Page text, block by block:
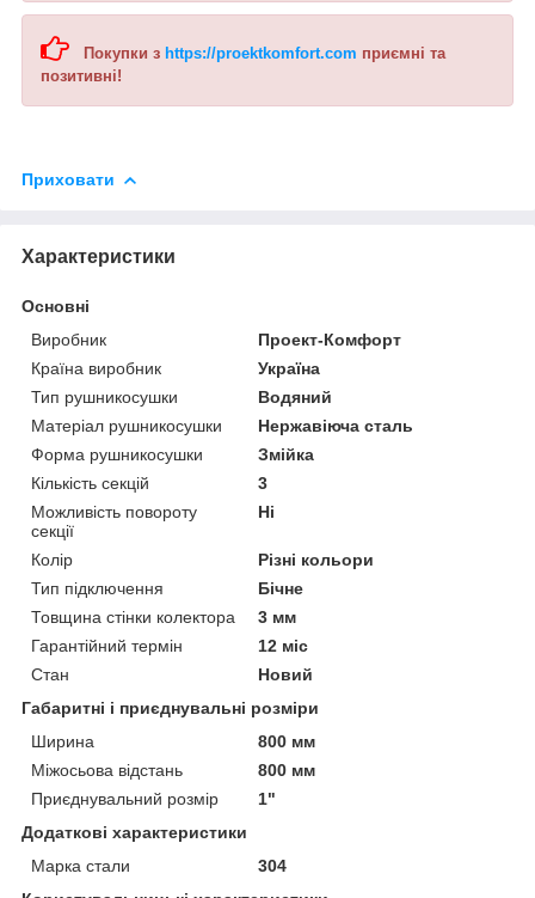
Покупки з https://proektkomfort.com приємні та
позитивні!
Приховати
Характеристики
Основні
Виробник
Проект-Комфорт
Країна виробник
Україна
Тип рушникосушки
Водяний
Матеріал рушникосушки
Нержавіюча сталь
Форма рушникосушки
Змійка
Кількість секцій
3
Можливість повороту
секції
Ні
Колір
Різні кольори
Тип підключення
Бічне
Товщина стінки колектора
3 мм
Гарантійний термін
12 міс
Стан
Новий
Габаритні і приєднувальні розміри
Ширина
800 мм
Міжосьова відстань
800 мм
Приєднувальний розмір
1"
Додаткові характеристики
Марка стали
304